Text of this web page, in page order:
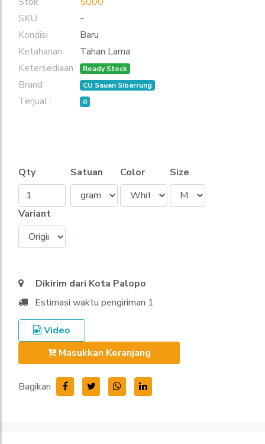
SKU
-
Kondisi
Baru
Ketahanan
Tahan Lama
Ketersediaan
Ready Stock
Brand CU Sauan Sibarrung
Terjual : 0
Qty Satuan Color Size
Variant
Dikirim dari Kota Palopo
Estimasi waktu pengiriman 1
Video
Masukkan Keranjang
Bagikan